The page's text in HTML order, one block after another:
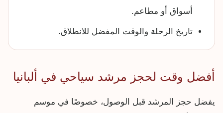
أسواق أو مطاعم.
تاريخ الرحلة والوقت المفضل للانطلاق.
أفضل وقت لحجز مرشد سياحي في ألبانيا
يفضل حجز المرشد قبل الوصول، خصوصًا في موسم